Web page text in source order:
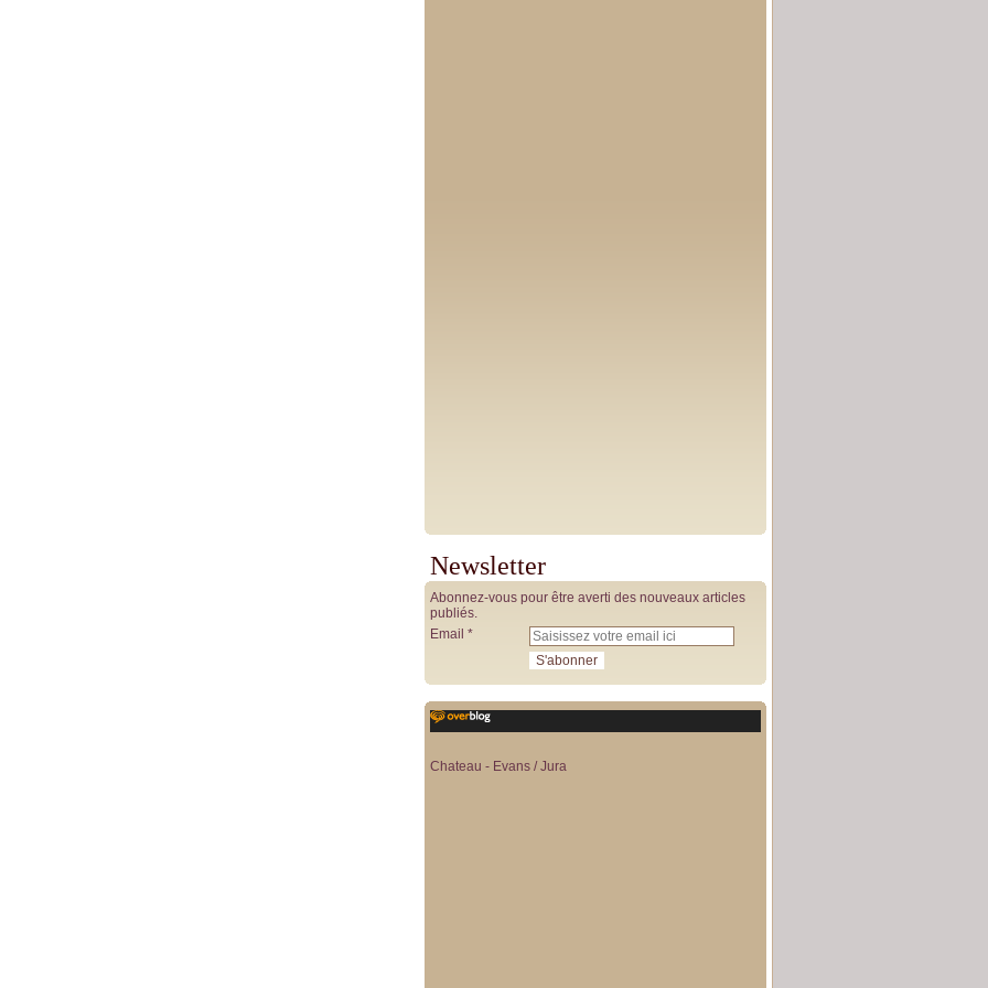
Newsletter
Abonnez-vous pour être averti des nouveaux articles
publiés.
Email
Chateau - Evans / Jura